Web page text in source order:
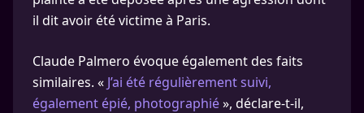
il dit avoir été victime à Paris.
Claude Palmero évoque également des faits
similaires. « J’ai été régulièrement suivi,
également épié, photographié», déclare-t-il,